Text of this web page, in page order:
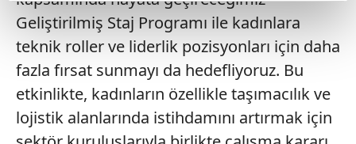
reklamların maliyetlerimizi karşılamak noktasında tek gelir
kalemimiz olduğunu sizlere hatırlatmak isteriz.
Her halükârda, kullanıcılar, bu çerezlere izin vermedikleri
takdirde, kullanıcılara hedefli reklamlar
gösterilmeyecektir."
Sizlere daha iyi bir hizmet sunabilmek için İnternet
Geliştirilmiş Staj Programı ile kadınlara
teknik roller ve liderlik pozisyonları için daha
fazla fırsat sunmayı da hedefliyoruz. Bu
etkinlikte, kadınların özellikle taşımacılık ve
lojistik alanlarında istihdamını artırmak için